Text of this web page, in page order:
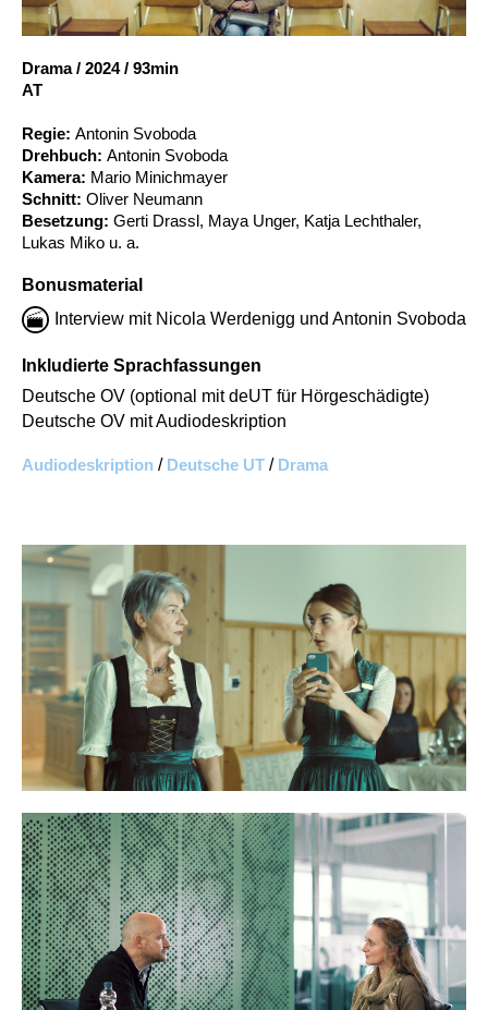
Account
Drama / 2024 / 93min
AT
Regie: Antonin Svoboda
Drehbuch: Antonin Svoboda
Kamera: Mario Minichmayer
Schnitt: Oliver Neumann
Besetzung: Gerti Drassl, Maya Unger, Katja Lechthaler,
Lukas Miko u. a.
Bonusmaterial
Interview mit Nicola Werdenigg und Antonin Svoboda
Inkludierte Sprachfassungen
Deutsche OV (optional mit deUT für Hörgeschädigte)
Deutsche OV mit Audiodeskription
Audiodeskription / Deutsche UT / Drama